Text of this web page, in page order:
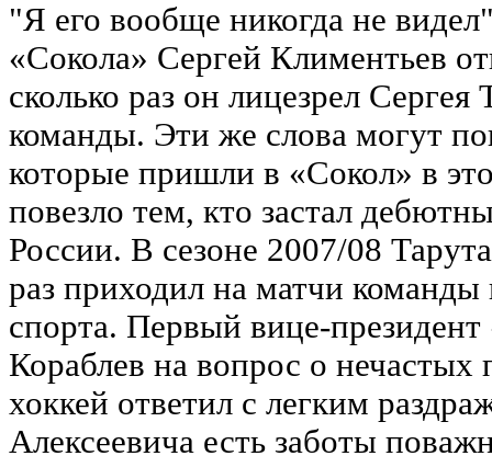
"Я его вообще никогда не
«Сокола» Сергей Климентьев
сколько раз он лицезрел Сергея
команды. Эти же слова могут
которые пришли в «Сокол» в
повезло тем, кто застал
России. В сезоне 2007/08
раз приходил на матчи
спорта. Первый вице-
Кораблев на вопрос о нечастых
хоккей ответил с легким
Алексеевича есть заботы